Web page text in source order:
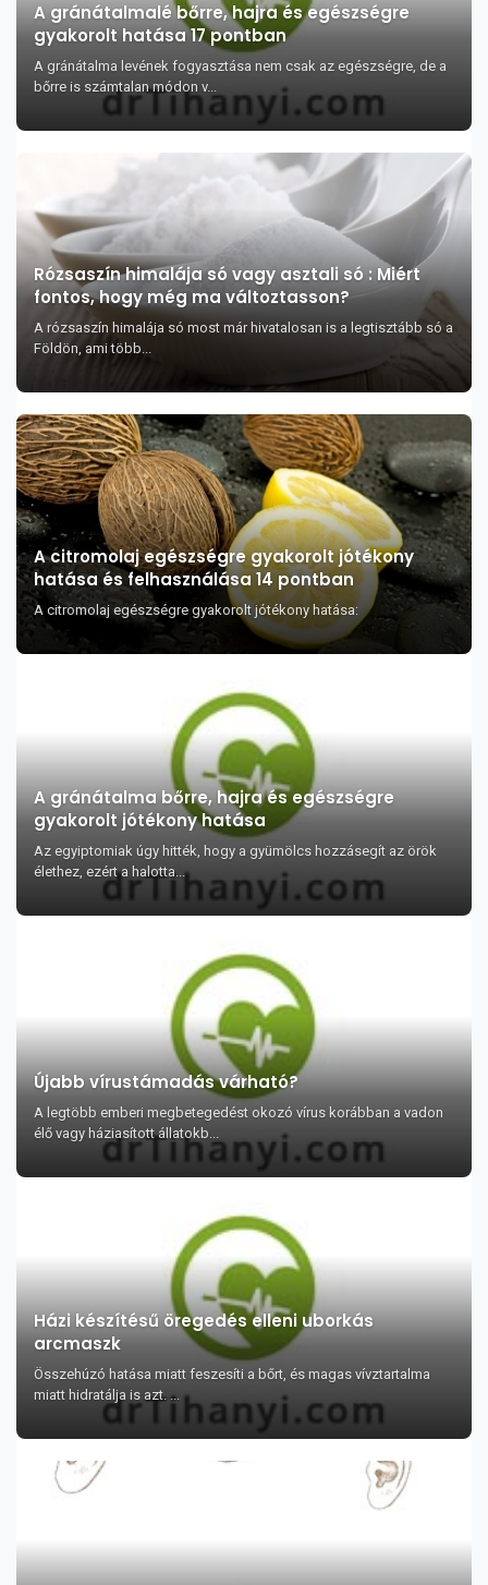
A gránátalmalé bőrre, hajra és egészségre
gyakorolt hatása 17 pontban
A gránátalma levének fogyasztása nem csak az egészségre, de a
bőrre is számtalan módon v...
Rózsaszín himalája só vagy asztali só : Miért
fontos, hogy még ma változtasson?
A rózsaszín himalája só most már hivatalosan is a legtisztább só a
Földön, ami több...
A citromolaj egészségre gyakorolt jótékony
hatása és felhasználása 14 pontban
A citromolaj egészségre gyakorolt jótékony hatása:
A gránátalma bőrre, hajra és egészségre
gyakorolt jótékony hatása
Az egyiptomiak úgy hitték, hogy a gyümölcs hozzásegít az örök
élethez, ezért a halotta...
Újabb vírustámadás várható?
A legtöbb emberi megbetegedést okozó vírus korábban a vadon
élő vagy háziasított állatokb...
Házi készítésű öregedés elleni uborkás
arcmaszk
Összehúzó hatása miatt feszesíti a bőrt, és magas vívztartalma
miatt hidratálja is azt. ...